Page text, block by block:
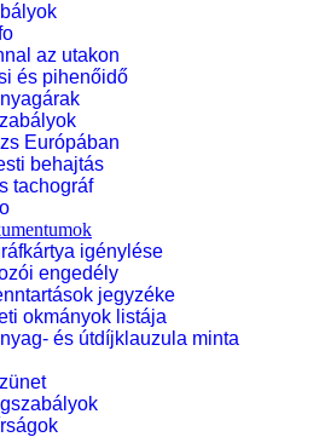
az utakon
és pihenőidő
Európában
behajtás
tachográf
igénylése
engedély
jegyzéke
okmányok listája
és útdíjklauzula minta